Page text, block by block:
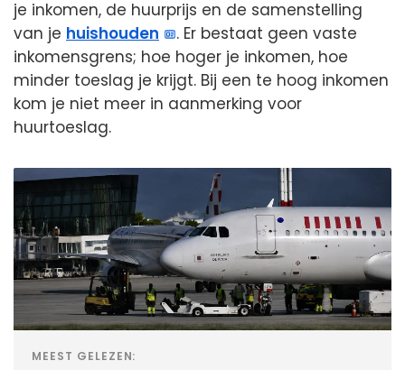
je inkomen, de huurprijs en de samenstelling
van je huishouden
. Er bestaat geen vaste
inkomensgrens; hoe hoger je inkomen, hoe
minder toeslag je krijgt. Bij een te hoog inkomen
kom je niet meer in aanmerking voor
huurtoeslag.
MEEST GELEZEN: